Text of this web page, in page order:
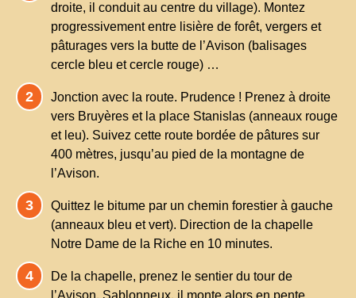
droite, il conduit au centre du village). Montez
progressivement entre lisière de forêt, vergers et
pâturages vers la butte de l’Avison (balisages
cercle bleu et cercle rouge) …
Jonction avec la route. Prudence ! Prenez à droite
vers Bruyères et la place Stanislas (anneaux rouge
et leu). Suivez cette route bordée de pâtures sur
400 mètres, jusqu’au pied de la montagne de
l’Avison.
Quittez le bitume par un chemin forestier à gauche
(anneaux bleu et vert). Direction de la chapelle
Notre Dame de la Riche en 10 minutes.
De la chapelle, prenez le sentier du tour de
l’Avison. Sablonneux, il monte alors en pente